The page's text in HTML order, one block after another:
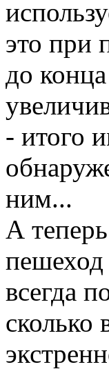
это при
до
- итого
ним...
А
пешеход
всегда
сколько